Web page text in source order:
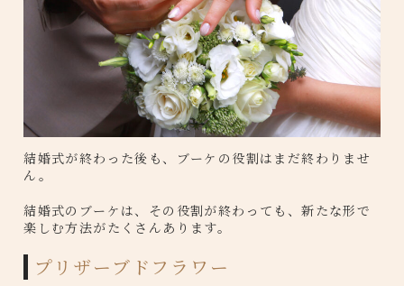
結婚式が終わった後も、ブーケの役割はまだ終わりませ
ん。
結婚式のブーケは、その役割が終わっても、新たな形で
楽しむ方法がたくさんあります。
プリザーブドフラワー